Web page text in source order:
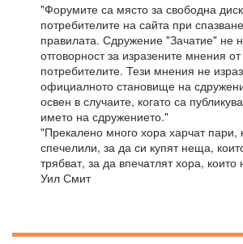
"Форумите са място за свободна
потребителите на сайта при
правилата. Сдружение "Зачатие" не
отговорност за изразените мнения от
потребителите. Тези мнения не
официалното становище на
освен в случаите, когато са
името на сдружението."
"Прекалено много хора харчат пари,
спечелили, за да си купят неща,
трябват, за да впечатлят хора, които
Уил Смит